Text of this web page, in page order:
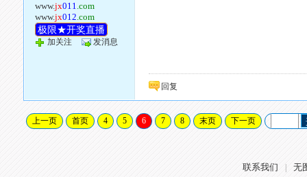
www.jx011.com
www.jx012.com
极限★开奖直播
加关注 发消息
回复
上一页 首页 4 5 6 7 8 末页 下一页
联系我们 无